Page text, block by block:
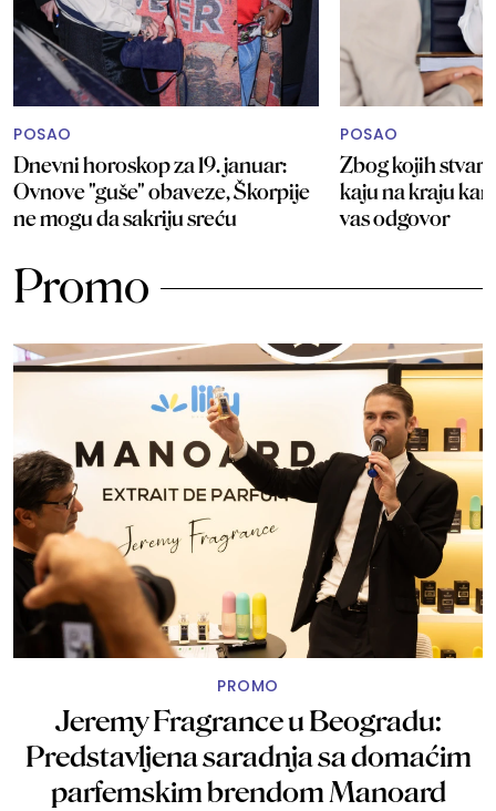
POSAO
Dnevni horoskop za 19. januar:
Ovnove "guše" obaveze, Škorpije
ne mogu da sakriju sreću
POSAO
Zbog kojih stvari
kaju na kraju
vas odgovor
Promo
PROMO
Jeremy Fragrance u Beogradu:
Predstavljena saradnja sa domaćim
parfemskim brendom Manoard